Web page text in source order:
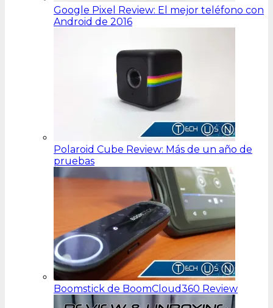
Google Pixel Review: El mejor teléfono con
Android de 2016
Polaroid Cube Review: Más de un año de
pruebas
Boomstick de BoomCloud360 Review